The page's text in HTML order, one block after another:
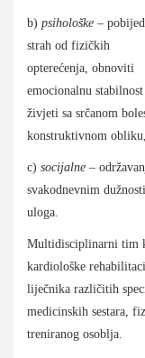
b) psihološke –
strah od fizičkih
opterećenja, obnoviti
emocionalnu
živjeti sa srčanom
konstruktivnom obliku,
c) socijalne –
svakodnevnim
uloga.
Multidisciplinarni tim
kardiološke
liječnika različitih
medicinskih sestara,
treniranog osoblja.